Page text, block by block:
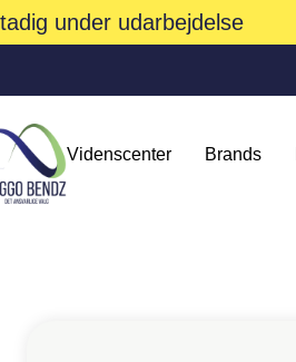
under udarbejdelse
Videnscenter Brands